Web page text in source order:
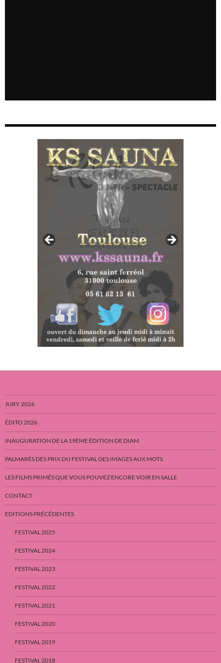
JURY 2026
ÉDITO 2026
INAUGURATION DE LA 19ÈME ÉDITION DE DIAM
PALMARÈS DES PRIX DU FESTIVAL DES IMAGES AUX MOTS
LES FILMS PRIMÉS QUE VOUS POUVEZ ENCORE VOIR EN SALLE
CONTACT
EDITIONS PRÉCÉDENTES
FESTIVAL 2025
FESTIVAL 2024
FESTIVAL 2023
FESTIVAL 2022
FESTIVAL 2021
FESTIVAL 2020
FESTIVAL 2019
FESTIVAL 2018